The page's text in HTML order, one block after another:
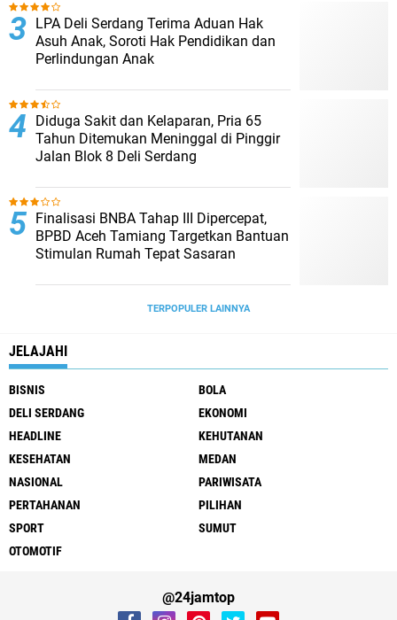
LPA Deli Serdang Terima Aduan Hak
Asuh Anak, Soroti Hak Pendidikan dan
Perlindungan Anak
Diduga Sakit dan Kelaparan, Pria 65
Tahun Ditemukan Meninggal di Pinggir
Jalan Blok 8 Deli Serdang
Finalisasi BNBA Tahap III Dipercepat,
BPBD Aceh Tamiang Targetkan Bantuan
Stimulan Rumah Tepat Sasaran
TERPOPULER LAINNYA
JELAJAHI
BISNIS
BOLA
DELI SERDANG
EKONOMI
HEADLINE
KEHUTANAN
KESEHATAN
MEDAN
NASIONAL
PARIWISATA
PERTAHANAN
PILIHAN
SPORT
SUMUT
OTOMOTIF
@24jamtop